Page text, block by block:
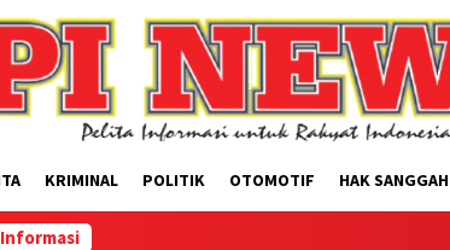
KRIMINAL POLITIK OTOMOTIF HAK SANGGAH
Informasi